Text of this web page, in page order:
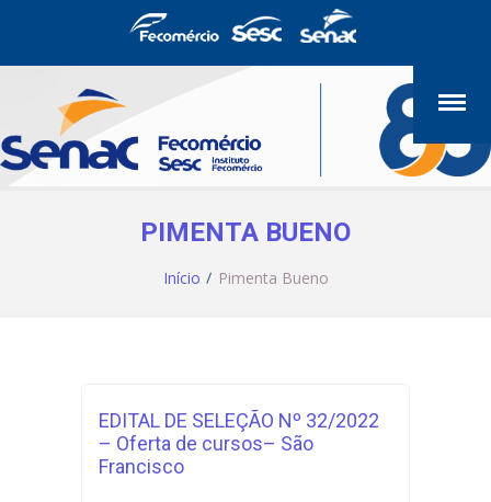
PIMENTA BUENO
Início Pimenta Bueno
EDITAL DE SELEÇÃO Nº 32/2022
– Oferta de cursos– São
Francisco